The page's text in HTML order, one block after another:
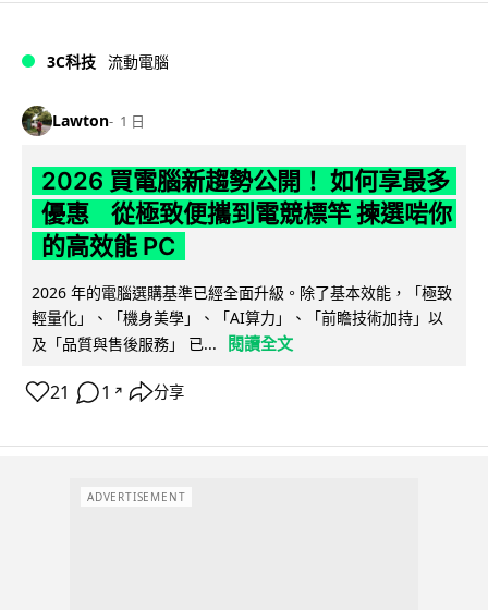
3C科技 流動電腦
Lawton 1 日
2026 買電腦新趨勢公開！ 如何享最多
優惠 從極致便攜到電競標竿 揀選啱你
的高效能 PC
2026 年的電腦選購基準已經全面升級。除了基本效能，「極致
輕量化」、「機身美學」、「AI算力」、「前瞻技術加持」以
及「品質與售後服務」 已...
閱讀全文
21 1 ↗ 分享
ADVERTISEMENT